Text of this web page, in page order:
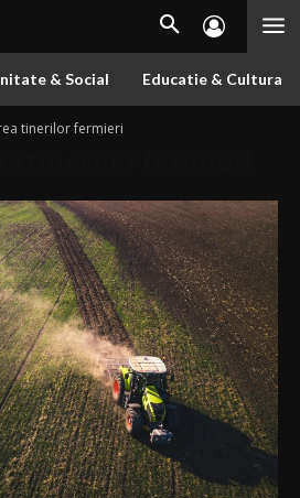
& Social Educatie & Cultura
tinerilor fermieri